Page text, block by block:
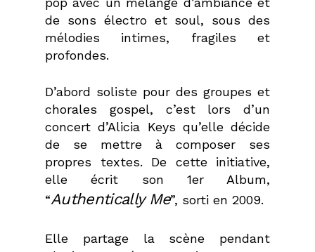
de sons électro et soul, sous des
mélodies intimes, fragiles et
profondes.
D’abord soliste pour des groupes et
chorales gospel, c’est lors d’un
concert d’Alicia Keys qu’elle décide
de se mettre à composer ses
propres textes. De cette initiative,
elle écrit son 1er Album,
“Authentically Me”, sorti en 2009.
Elle partage la scène pendant